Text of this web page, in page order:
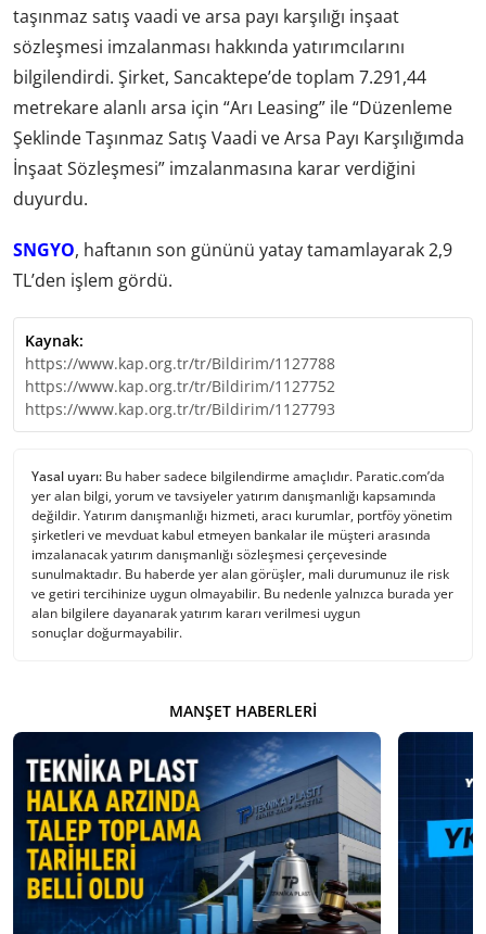
taşınmaz satış vaadi ve arsa payı karşılığı inşaat
sözleşmesi imzalanması hakkında yatırımcılarını
bilgilendirdi. Şirket, Sancaktepe’de toplam 7.291,44
metrekare alanlı arsa için “Arı Leasing” ile “Düzenleme
Şeklinde Taşınmaz Satış Vaadi ve Arsa Payı Karşılığımda
İnşaat Sözleşmesi” imzalanmasına karar verdiğini
duyurdu.
SNGYO, haftanın son gününü yatay tamamlayarak 2,9
TL’den işlem gördü.
Kaynak:
https://www.kap.org.tr/tr/Bildirim/1127788
https://www.kap.org.tr/tr/Bildirim/1127752
https://www.kap.org.tr/tr/Bildirim/1127793
Yasal uyarı: Bu haber sadece bilgilendirme amaçlıdır. Paratic.com’da
yer alan bilgi, yorum ve tavsiyeler yatırım danışmanlığı kapsamında
değildir. Yatırım danışmanlığı hizmeti, aracı kurumlar, portföy yönetim
şirketleri ve mevduat kabul etmeyen bankalar ile müşteri arasında
imzalanacak yatırım danışmanlığı sözleşmesi çerçevesinde
sunulmaktadır. Bu haberde yer alan görüşler, mali durumunuz ile risk
ve getiri tercihinize uygun olmayabilir. Bu nedenle yalnızca burada yer
alan bilgilere dayanarak yatırım kararı verilmesi uygun
sonuçlar doğurmayabilir.
MANŞET HABERLERI